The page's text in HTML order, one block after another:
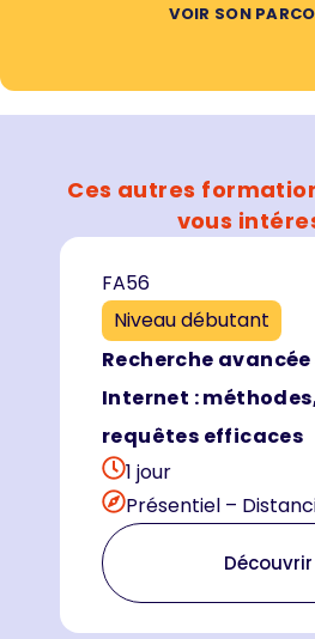
VOIR SON
Ces autres
vous
FA56
Niveau débutant
Recherche
Internet :
requêtes efficaces
1 jour
Présentiel –
Découvrir